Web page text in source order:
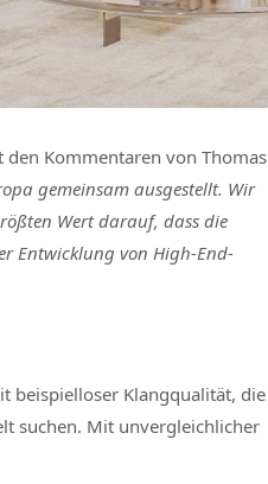
Kommentaren von Thomas
gemeinsam ausgestellt. Wir
Wert darauf, dass die
Entwicklung von High-End-
beispielloser Klangqualität, die
suchen. Mit unvergleichlicher